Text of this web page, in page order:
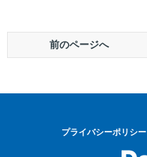
前のページへ
プライバシーポリシー